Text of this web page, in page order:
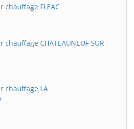
chauffage FLEAC
CHATEAUNEUF-SUR-
chauffage LA